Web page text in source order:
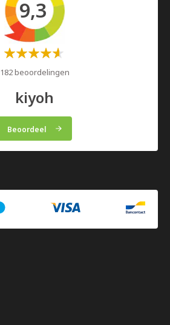
9,3
Waardering:
182 beoordelingen
kiyoh
Beoordeel